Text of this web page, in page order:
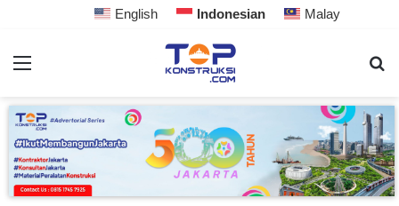
English Indonesian Malay